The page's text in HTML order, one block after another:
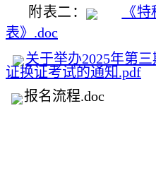
附表二：
《
表》.doc
关于举办2025年第
证换证考试的通知.pdf
报名流程.doc